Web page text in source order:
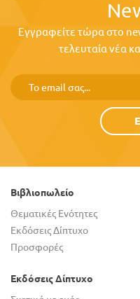
Εγγραφείτε τώρα στο
τελευταία νέα
Βιβλιοπωλείο
Θεματικές Ενότητες
Εκδόσεις Δίπτυχο
Προσφορές
Εκδόσεις Δίπτυχο